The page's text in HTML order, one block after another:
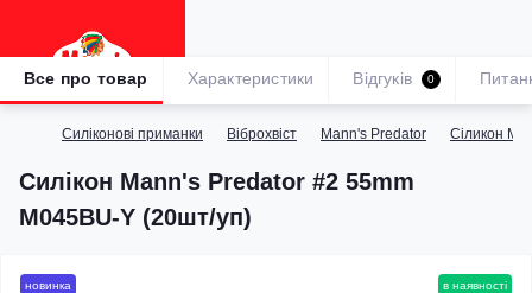
Силіконові приманки Віброхвіст Mann's Predator Сіликон­
Силікон Mann's Predator #2 55mm
M045BU-Y (20шт/уп)
Все про товар Характеристики Відгуків 0
новинка в наявності